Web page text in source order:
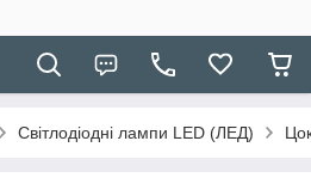
Світлодіодні лампи LED (ЛЕД)